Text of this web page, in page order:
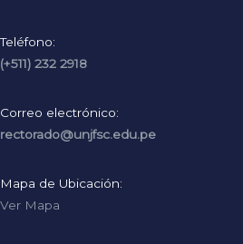
Teléfono:
(+511) 232 2918
Correo electrónico:
rectorado@unjfsc.edu.pe
Mapa de Ubicación:
Ver Mapa